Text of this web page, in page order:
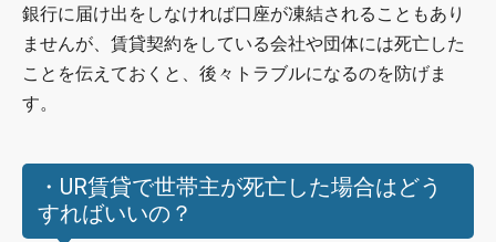
銀行に届け出をしなければ口座が凍結されることもあり
ませんが、賃貸契約をしている会社や団体には死亡した
ことを伝えておくと、後々トラブルになるのを防げま
す。
・UR賃貸で世帯主が死亡した場合はどう
すればいいの？